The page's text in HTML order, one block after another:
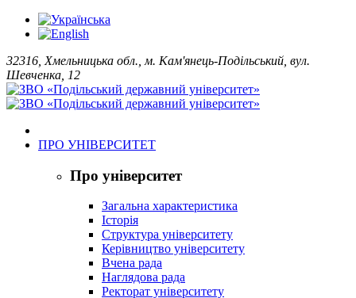
32316, Хмельницька обл., м. Кам'янець-Подільський, вул.
Шевченка, 12
ПРО УНІВЕРСИТЕТ
Про університет
Загальна характеристика
Історія
Структура університету
Керівництво університету
Вчена рада
Наглядова рада
Ректорат університету